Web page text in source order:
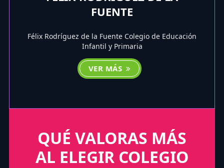
FUENTE
Félix Rodríguez de la Fuente Colegio de Educación
Infantil y Primaria
VER MÁS
QUÉ VALORAS MÁS
AL ELEGIR COLEGIO